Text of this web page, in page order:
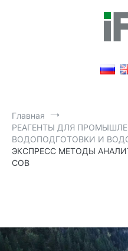
Главная
РЕАГЕНТЫ ДЛЯ
ВОДОПОДГОТОВКИ И
ЭКСПРЕСС МЕТОДЫ
СОВ